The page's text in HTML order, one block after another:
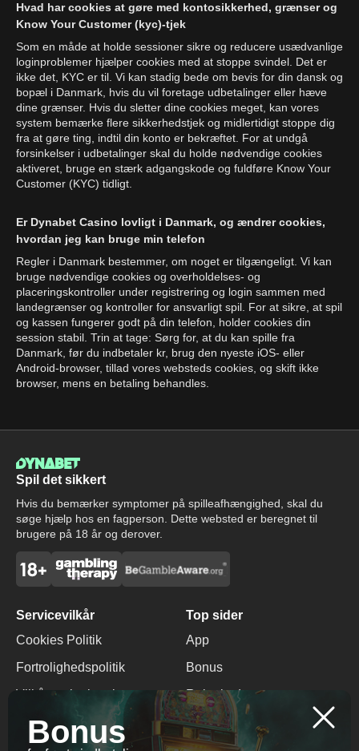
Hvad har cookies at gøre med kontosikkerhed, grænser og
Know Your Customer (kyc)-tjek
Som en måde at holde sessioner sikre og reducere usædvanlige
loginproblemer hjælper cookies med at stoppe svindel. Det er
ikke det, KYC er til. Vi kan stadig bede om bevis for din dansk og
bopæl i Danmark, hvis du vil foretage udbetalinger eller hæve
dine grænser. Hvis du sletter dine cookies meget, kan vores
system bemærke flere sikkerhedstjek og midlertidigt stoppe dig
fra at gøre ting, indtil din konto er bekræftet. For at undgå
forsinkelser i udbetalinger skal du holde nødvendige cookies
aktiveret, bruge en stærk adgangskode og fuldføre Know Your
Customer (KYC) tidligt.
Er Dynabet Casino lovligt i Danmark, og ændrer cookies,
hvordan jeg kan bruge min telefon
Regler i Danmark bestemmer, om noget er tilgængeligt. Vi kan
bruge nødvendige cookies og overholdelses- og
placeringskontroller under registrering og login sammen med
landegrænser og kontroller for ansvarligt spil. For at sikre, at spil
og kassen fungerer godt på din telefon, holder cookies din
session stabil. Trin at tage: Sørg for, at du kan spille fra
Danmark, før du indbetaler kr, brug den nyeste iOS- eller
Android-browser, tillad vores websteds cookies, og skift ikke
browser, mens en betaling behandles.
Bonus
Spil det sikkert
Hvis du bemærker symptomer på spilleafhængighed, skal du
søge hjælp hos en fagperson. Dette websted er beregnet til
brugere på 18 år og derover.
Servicevilkår
Cookies Politik
Fortrolighedspolitik
Vilkår og betingelser
Ansvarligt Spil
Top sider
App
Bonus
Rabatkode
Ingen indbetalingsbonus